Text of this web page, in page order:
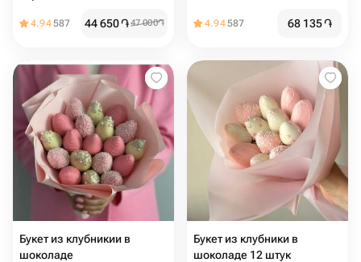
4.94587 44 650֏47 000֏ 4.94587 68 135֏
Букет из клубникии в
шоколаде
Букет из клубники в
шоколаде 12 штук